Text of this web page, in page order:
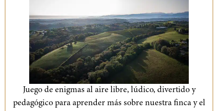
Juego de enigmas al aire libre, lúdico, divertido y
pedagógico para aprender más sobre nuestra finca y el